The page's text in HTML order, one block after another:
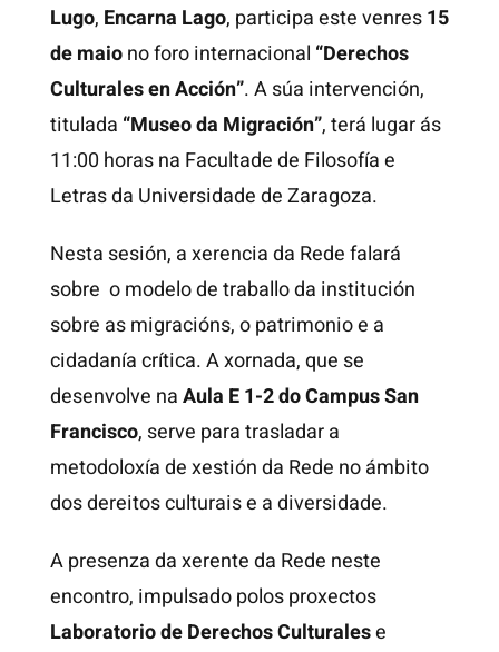
Lugo, Encarna Lago, participa este venres15
de maiono foro internacional “Derechos
Culturales en Acción”. A súa intervención,
titulada “Museo da Migración”, terá lugar ás
11:00 horas na Facultade de Filosofía e
Letras da Universidade de Zaragoza.
Nesta sesión, a xerencia da Rede falará
sobre o modelo de traballo da institución
sobre as migracións, o patrimonio e a
cidadanía crítica. A xornada, que se
desenvolve naAula E 1-2 do Campus San
Francisco, serve para trasladar a
metodoloxía de xestión da Rede no ámbito
dos dereitos culturais e a diversidade.
A presenza da xerente da Rede neste
encontro, impulsado polos proxectos
Laboratorio de Derechos Culturalese